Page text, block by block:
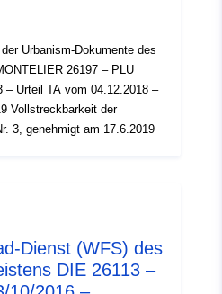
Urbanism-Dokumente des
26197 – PLU
– Urteil TA vom 04.12.2018 –
Vollstreckbarkeit der
3, genehmigt am 17.6.2019
Dienst (WFS) des
DIE 26113 –